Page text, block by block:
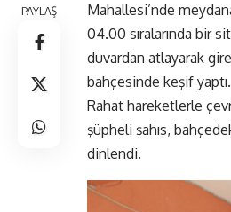
PAYLAŞ
Mahallesi’nde
04.00 sıralarında bir
duvardan atlayarak
bahçesinde keşif yaptı.
Rahat hareketlerle
şüpheli şahıs,
dinlendi.